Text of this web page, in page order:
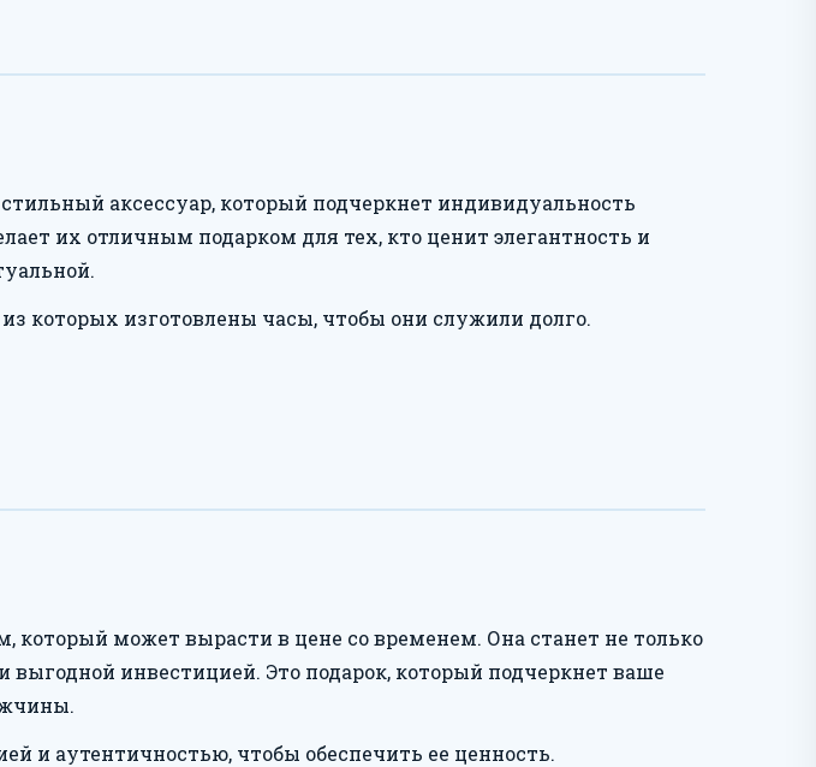
аксессуар, который подчеркнет индивидуальность
их отличным подарком для тех, кто ценит элегантность и
которых изготовлены часы, чтобы они служили долго.
который может вырасти в цене со временем. Она станет не только
инвестицией. Это подарок, который подчеркнет ваше
и аутентичностью, чтобы обеспечить ее ценность.